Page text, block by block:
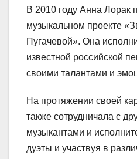
В 2010 году Анна Лорак
музыкальном проекте
Пугачевой». Она
известной российской
своими талантами и
На протяжении своей
также сотрудничала с
музыкантами и
дуэты и участвуя в